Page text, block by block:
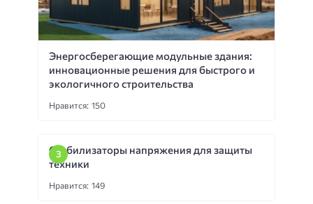
Энергосберегающие модульные здания:
инновационные решения для быстрого и
экологичного строительства
Нравится: 150
Стабилизаторы напряжения для защиты
техники
Нравится: 149